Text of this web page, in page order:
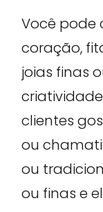
Você pode
coração,
joias finas
clientes
ou
ou
ou finas e